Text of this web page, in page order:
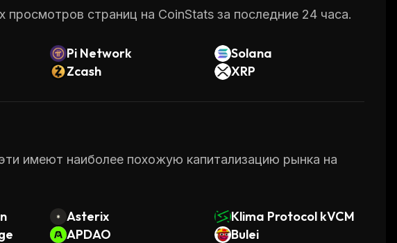
страниц на CoinStats за последние 24 часа.
Pi Network
Solana
Zcash XRP
имеют наиболее похожую капитализацию рынка на
Asterix
Klima Protocol kVCM
APDAO Bulei